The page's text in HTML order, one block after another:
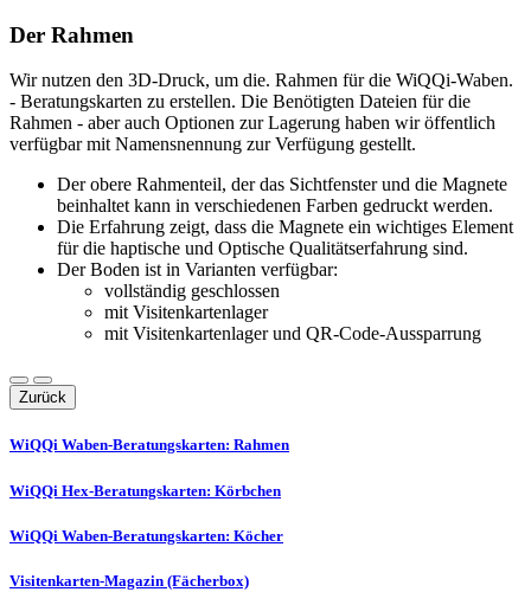
Der Rahmen
Wir nutzen den 3D-Druck, um die. Rahmen für die WiQQi-Waben.
- Beratungskarten zu erstellen. Die Benötigten Dateien für die
Rahmen - aber auch Optionen zur Lagerung haben wir öffentlich
verfügbar mit Namensnennung zur Verfügung gestellt.
Der obere Rahmenteil, der das Sichtfenster und die Magnete
beinhaltet kann in verschiedenen Farben gedruckt werden.
Die Erfahrung zeigt, dass die Magnete ein wichtiges Element
für die haptische und Optische Qualitätserfahrung sind.
Der Boden ist in Varianten verfügbar:
vollständig geschlossen
mit Visitenkartenlager
mit Visitenkartenlager und QR-Code-Aussparrung
Zurück
WiQQi Waben-Beratungskarten: Rahmen
WiQQi Hex-Beratungskarten: Körbchen
WiQQi Waben-Beratungskarten: Köcher
Visitenkarten-Magazin (Fächerbox)